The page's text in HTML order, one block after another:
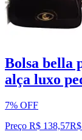
Bolsa bella
alça luxo
7% OFF
Preço R$ 138,57R$